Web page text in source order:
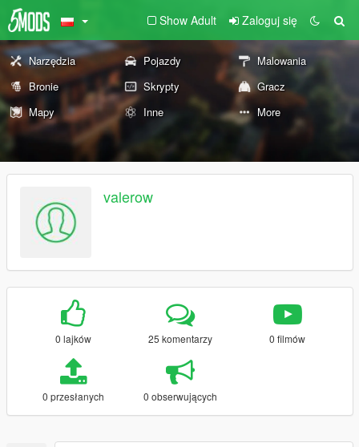
Show Adult Zaloguj się
Narzędzia Pojazdy
Malowania
Bronie
Skrypty
Gracz
Mapy
Inne More
valerow
0 lajków 25 komentarzy 0 filmów
0 przesłanych 0 obserwujących